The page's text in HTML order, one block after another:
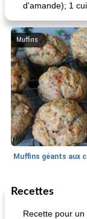
d'amande); 1
Muffins
Marques de confiance:
Recettes
Recette pour